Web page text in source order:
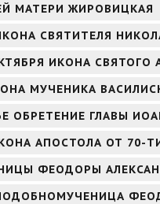
МАТЕРИ ЖИРОВИЦКАЯ
СВЯТИТЕЛЯ
ИКОНА
МУЧЕНИКА
ОБРЕТЕНИЕ ГЛАВЫ
АПОСТОЛА ОТ 70-
ФЕОДОРЫ